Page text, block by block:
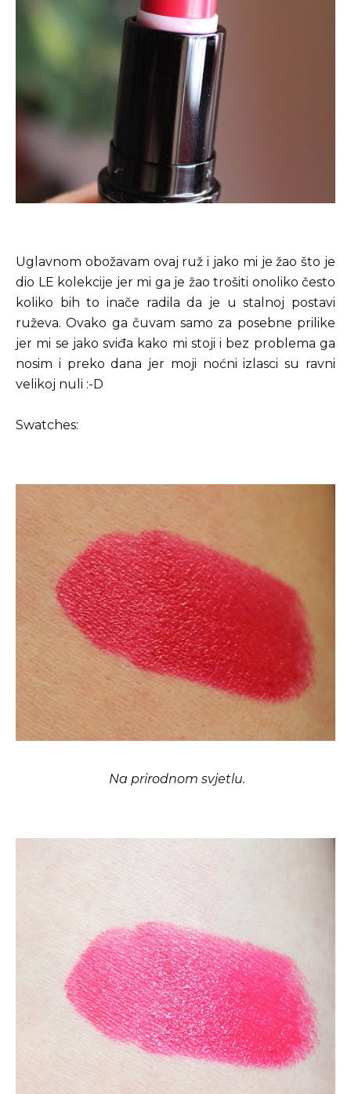
Uglavnom obožavam ovaj ruž i jako mi je žao što je
dio LE kolekcije jer mi ga je žao trošiti onoliko često
koliko bih to inače radila da je u stalnoj postavi
ruževa. Ovako ga čuvam samo za posebne prilike
jer mi se jako sviđa kako mi stoji i bez problema ga
nosim i preko dana jer moji noćni izlasci su ravni
velikoj nuli :-D
Swatches:
Na prirodnom svjetlu.